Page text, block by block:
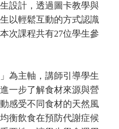
設計，透過圖卡教學與
以輕鬆互動的方式認識
次課程共有27位學生參
主軸，講師引導學生
一步了解食材來源與營
感受不同食材的天然風
衡飲食在預防代謝症候